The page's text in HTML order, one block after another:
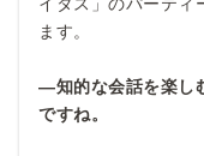
ます。
―知的な会話を楽し
ですね。